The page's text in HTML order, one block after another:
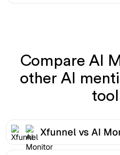
Compare AI
other AI
Xfunnel vs AI